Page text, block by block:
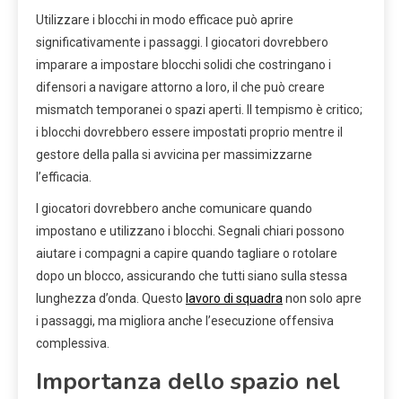
Utilizzare i blocchi in modo efficace può aprire
significativamente i passaggi. I giocatori dovrebbero
imparare a impostare blocchi solidi che costringano i
difensori a navigare attorno a loro, il che può creare
mismatch temporanei o spazi aperti. Il tempismo è critico;
i blocchi dovrebbero essere impostati proprio mentre il
gestore della palla si avvicina per massimizzarne
l’efficacia.
I giocatori dovrebbero anche comunicare quando
impostano e utilizzano i blocchi. Segnali chiari possono
aiutare i compagni a capire quando tagliare o rotolare
dopo un blocco, assicurando che tutti siano sulla stessa
lunghezza d’onda. Questo lavoro di squadra non solo apre
i passaggi, ma migliora anche l’esecuzione offensiva
complessiva.
Importanza dello spazio nel